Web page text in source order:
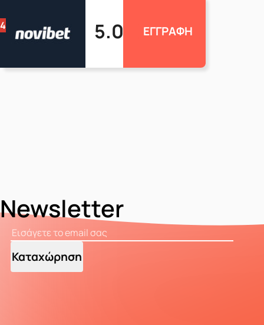
4 5.0 ΕΓΓΡΑΦΗ
Newsletter
Καταχώρηση